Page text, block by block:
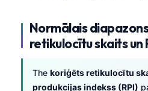
Normālais
retikulocītu skaits un
The koriģēts retikulocītu
produkcijas indekss (RPI)